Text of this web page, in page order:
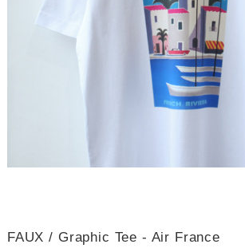
FAUX / Graphic Tee - Air France